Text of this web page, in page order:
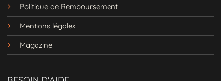
Politique de Remboursement
Mentions légales
Magazine